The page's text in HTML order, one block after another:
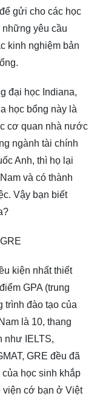
gửi cho các học
yêu cầu
kinh nghiệm bản
đại học Indiana,
học bổng này là
cơ quan nhà nước
ngành tài chính
Anh, thì họ lại
và có thành
Vậy bạn biết
kiện nhất thiết
GPA (trung
trình đào tạo của
là 10, thang
như IELTS,
GRE đều đã
học sinh khắp
viện cớ bạn ở Việt